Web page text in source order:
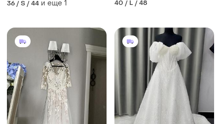
36 / S / 44 и еще 1 40 / L / 48